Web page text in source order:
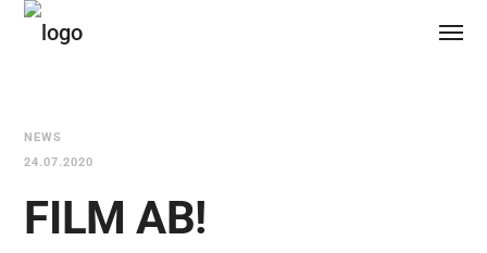
NEWS
24.07.2020
FILM AB!